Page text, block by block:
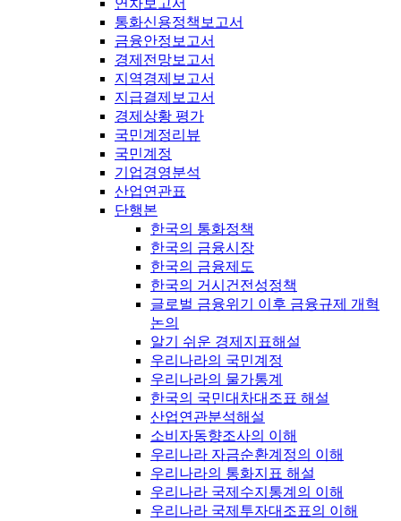
연차보고서
통화신용정책보고서
금융안정보고서
경제전망보고서
지역경제보고서
지급결제보고서
경제상황 평가
국민계정리뷰
국민계정
기업경영분석
산업연관표
단행본
한국의 통화정책
한국의 금융시장
한국의 금융제도
한국의 거시건전성정책
글로벌 금융위기 이후 금융규제 개혁
논의
알기 쉬운 경제지표해설
우리나라의 국민계정
우리나라의 물가통계
한국의 국민대차대조표 해설
산업연관분석해설
소비자동향조사의 이해
우리나라 자금순환계정의 이해
우리나라의 통화지표 해설
우리나라 국제수지통계의 이해
우리나라 국제투자대조표의 이해